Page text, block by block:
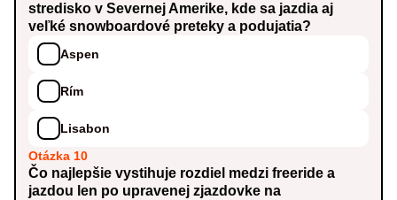
stredisko v Severnej Amerike, kde sa jazdia aj
veľké snowboardové preteky a podujatia?
Aspen
Rím
Lisabon
Otázka 10
Čo najlepšie vystihuje rozdiel medzi freeride a
jazdou len po upravenej zjazdovke na